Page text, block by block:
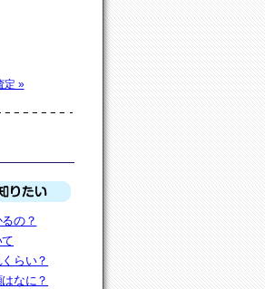
定 »
の？
らい？
なに？